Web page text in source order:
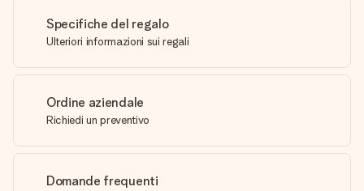
Specifiche del regalo
Ulteriori informazioni sui regali
Ordine aziendale
Richiedi un preventivo
Domande frequenti